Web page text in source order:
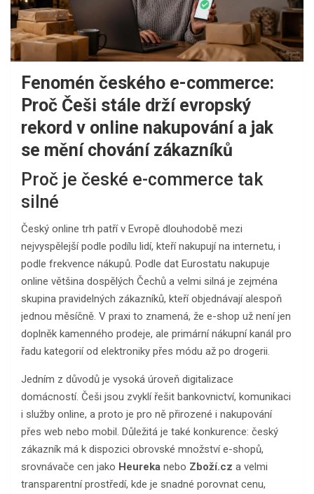
Fenomén českého e-commerce:
Proč Češi stále drží evropský
rekord v online nakupování a jak
se mění chování zákazníků
Proč je české e-commerce tak
silné
Český online trh patří v Evropě dlouhodobě mezi
nejvyspělejší podle podílu lidí, kteří nakupují na internetu, i
podle frekvence nákupů. Podle dat Eurostatu nakupuje
online většina dospělých Čechů a velmi silná je zejména
skupina pravidelných zákazníků, kteří objednávají alespoň
jednou měsíčně. V praxi to znamená, že e-shop už není jen
doplněk kamenného prodeje, ale primární nákupní kanál pro
řadu kategorií od elektroniky přes módu až po drogerii.
Jedním z důvodů je vysoká úroveň digitalizace
domácností. Češi jsou zvyklí řešit bankovnictví, komunikaci
i služby online, a proto je pro ně přirozené i nakupování
přes web nebo mobil. Důležitá je také konkurence: český
zákazník má k dispozici obrovské množství e-shopů,
srovnávače cen jako Heureka nebo Zboží.cz a velmi
transparentní prostředí, kde je snadné porovnat cenu,